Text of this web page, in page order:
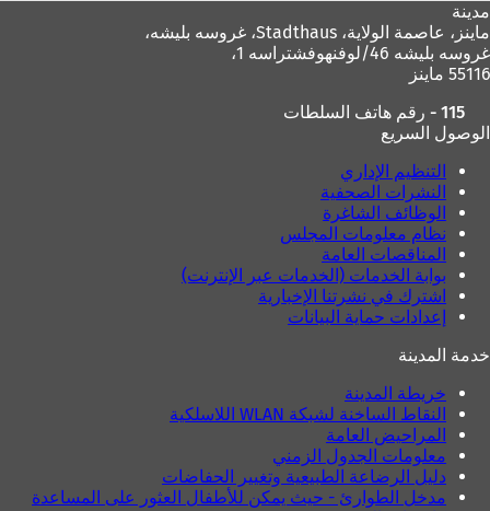
مدينة
ماينز، عاصمة الولاية،
غروسه بليشه 46/لوفنهوفشتراسه 1،
55116 ماينز
115 - رقم هاتف السلطات
الوصول السريع
التنظيم الإداري
النشرات الصحفية
الوظائف الشاغرة
نظام معلومات المجلس
المناقصات العامة
بوابة الخدمات (الخدمات عبر الإنترنت)
اشترك في نشرتنا الإخبارية
إعدادات حماية البيانات
خدمة المدينة
خريطة المدينة
النقاط الساخنة لشبكة WLAN اللاسلكية
المراحيض العامة
معلومات الجدول الزمني
دليل الرضاعة الطبيعية وتغيير الحفاضات
مدخل الطوارئ - حيث يمكن للأطفال العثور على المساعدة